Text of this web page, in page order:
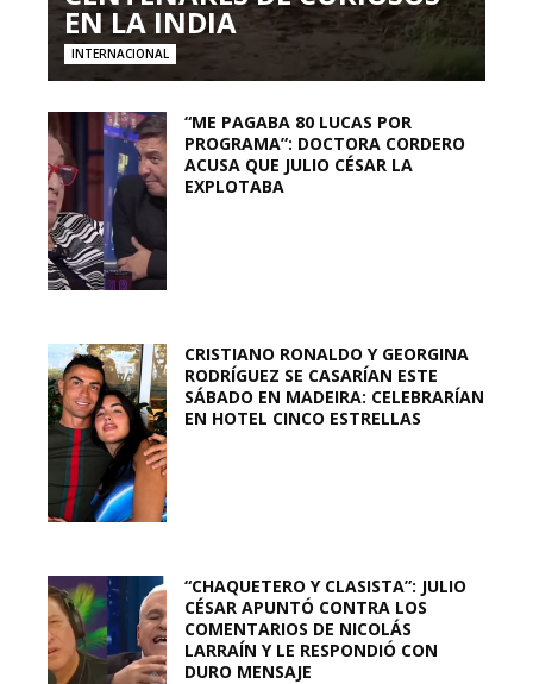
EN LA INDIA
INTERNACIONAL
“ME PAGABA 80 LUCAS POR
PROGRAMA”: DOCTORA CORDERO
ACUSA QUE JULIO CÉSAR LA
EXPLOTABA
CRISTIANO RONALDO Y GEORGINA
RODRÍGUEZ SE CASARÍAN ESTE
SÁBADO EN MADEIRA: CELEBRARÍAN
EN HOTEL CINCO ESTRELLAS
“CHAQUETERO Y CLASISTA”: JULIO
CÉSAR APUNTÓ CONTRA LOS
COMENTARIOS DE NICOLÁS
LARRAÍN Y LE RESPONDIÓ CON
DURO MENSAJE